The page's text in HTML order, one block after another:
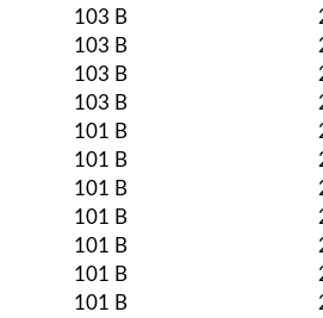
103 B
103 B
103 B
103 B
101 B
101 B
101 B
101 B
101 B
101 B
101 B